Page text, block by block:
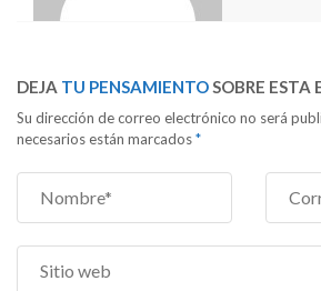
DEJA TU PENSAMIENTOSOBRE ESTA
Su dirección de correo electrónico no será
necesarios están marcados*